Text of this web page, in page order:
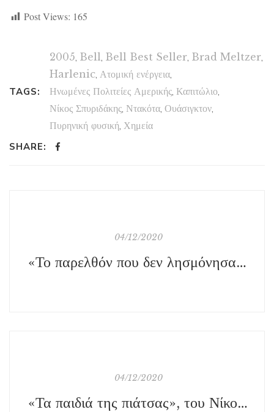
Post Views: 165
TAGS:
2005, Bell, Bell Best Seller, Brad Meltzer,
Harlenic, Ατομική ενέργεια,
Ηνωμένες Πολιτείες Αμερικής, Καπιτώλιο,
Νίκος Σπυριδάκης, Ντακότα, Ουάσιγκτον,
Πυρηνική φυσική, Χημεία
SHARE:
04/12/2020
«Το παρελθόν που δεν λησμόνησα», της Δέσποινας Λάππα-Κόντου, εκδ. Έξη
04/12/2020
«Τα παιδιά της πιάτσας», του Νίκου Τσιφόρου, εκδ. Ερμής